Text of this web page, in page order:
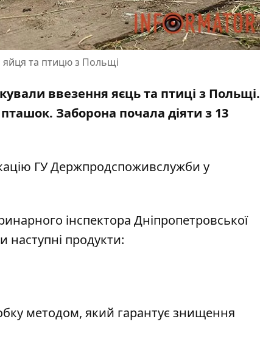
яйця та птицю з Польщі
ввезення яєць та птиці з Польщі.
пташок. Заборона почала діяти з 13
ГУ Держпродспоживслужби у
інспектора Дніпропетровської
наступні продукти:
методом, який гарантує знищення